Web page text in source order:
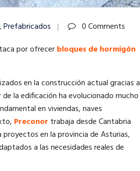
,Prefabricados
0 Comments
por ofrecerbloques de hormigón
en la construcción actual gracias a
la edificación ha evolucionado mucho
en viviendas, naves
Preconor trabaja desde Cantabria
en la provincia de Asturias,
a las necesidades reales de